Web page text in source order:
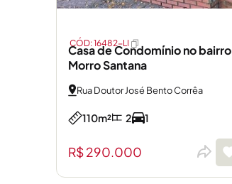
Casa de Condomínio no bairro
Morro Santana
Rua Doutor José Bento Corrêa
110m² 2 1
R$ 290.000
CÓD: 16482-LI